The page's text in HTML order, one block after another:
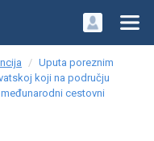
Uputa poreznim
koji na području
cestovni